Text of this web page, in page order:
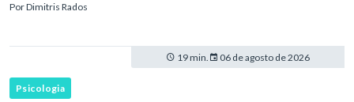
hipertensão port
PorDimitris Rados
19 min. 06 de agosto de 2026
Psicologia